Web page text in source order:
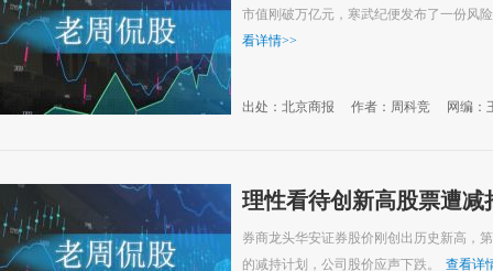
市值刚破万亿元，寒武纪便发布了一份风
看详情>>
出处：北京商报 作者：周科竞 网编：
理性看待创新高股票遭减
券商龙头华安证券股价刚创出历史新高，
的减持计划，公司股价应声下跌。
查看详